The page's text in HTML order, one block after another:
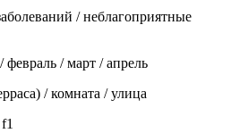
/ неблагоприятные
февраль / март / апрель
/ комната / улица